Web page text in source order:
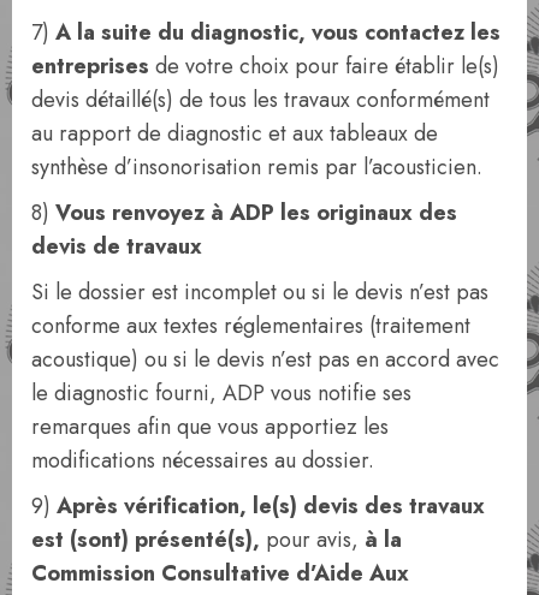
7) A la suite du diagnostic, vous contactez les
entreprises de votre choix pour faire établir le(s)
devis détaillé(s) de tous les travaux conformément
au rapport de diagnostic et aux tableaux de
synthèse d’insonorisation remis par l’acousticien.
8) Vous renvoyez à ADP les originaux des
devis de travaux
Si le dossier est incomplet ou si le devis n’est pas
conforme aux textes réglementaires (traitement
acoustique) ou si le devis n’est pas en accord avec
le diagnostic fourni, ADP vous notifie ses
remarques afin que vous apportiez les
modifications nécessaires au dossier.
9) Après vérification, le(s) devis des travaux
est (sont) présenté(s), pour avis, à la
Commission Consultative d’Aide Aux